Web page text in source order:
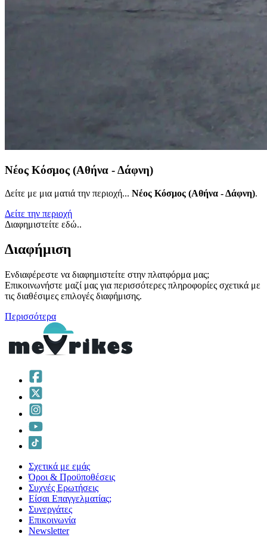
Νέος Κόσμος (Αθήνα - Δάφνη)
Δείτε με μια ματιά την περιοχή... Νέος Κόσμος (Αθήνα - Δάφνη).
Δείτε την περιοχή
Διαφημιστείτε εδώ..
Διαφήμιση
Ενδιαφέρεστε να διαφημιστείτε στην πλατφόρμα μας;
Επικοινωνήστε μαζί μας για περισσότερες πληροφορίες σχετικά με
τις διαθέσιμες επιλογές διαφήμισης.
Περισσότερα
Σχετικά με εμάς
Όροι & Προϋποθέσεις
Συχνές Ερωτήσεις
Είσαι Επαγγελματίας;
Συνεργάτες
Επικοινωνία
Νewsletter